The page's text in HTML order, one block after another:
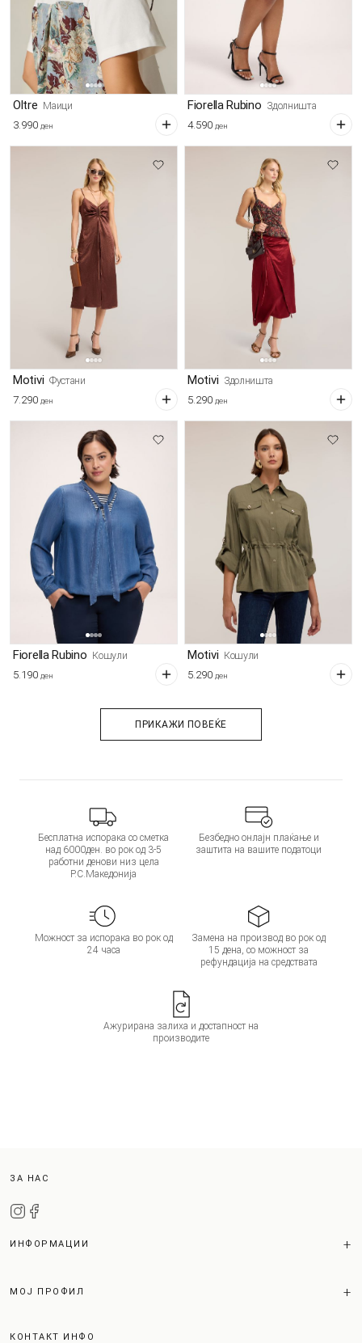
Oltre Маици
3.990 ден
Fiorella Rubino Здолништа
4.590 ден
Motivi Фустани
7.290 ден
Motivi Здолништа
5.290 ден
Fiorella Rubino Кошули
5.190 ден
Motivi Кошули
5.290 ден
ПРИКАЖИ ПОВЕЌЕ
Бесплатна испорака со сметка
над 6000ден. во рок од 3-5
работни денови низ цела
Р.С.Македонија
Безбедно онлајн плаќање и
заштита на вашите податоци
Можност за испорака во рок од
24 часа
Замена на производ во рок од
15 дена, со можност за
рефундација на средствата
Ажурирана залиха и достапност на
производите
ЗА НАС
ИНФОРМАЦИИ
МОЈ ПРОФИЛ
КОНТАКТ ИНФО